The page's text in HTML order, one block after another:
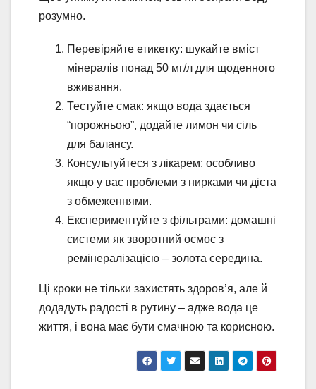
розумно.
Перевіряйте етикетку: шукайте вміст
мінералів понад 50 мг/л для щоденного
вживання.
Тестуйте смак: якщо вода здається
“порожньою”, додайте лимон чи сіль
для балансу.
Консультуйтеся з лікарем: особливо
якщо у вас проблеми з нирками чи дієта
з обмеженнями.
Експериментуйте з фільтрами: домашні
системи як зворотний осмос з
ремінералізацією – золота середина.
Ці кроки не тільки захистять здоров’я, але й
додадуть радості в рутину – адже вода це
життя, і вона має бути смачною та корисною.